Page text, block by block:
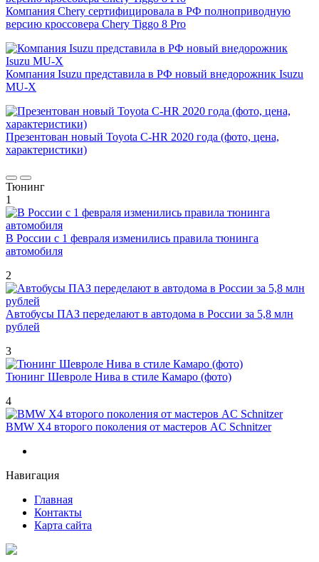
Компания Chery сертифицировала в РФ полноприводную
версию кроссовера Chery Tiggo 8 Pro
Компания Isuzu представила в РФ новый внедорожник Isuzu
MU-X
Презентован новый Toyota C-HR 2020 года (фото, цена,
характеристики)
Тюнинг
1
В России с 1 февраля изменились правила тюнинга
автомобиля
2
Автобусы ПАЗ переделают в автодома в России за 5,8 млн
рублей
3
Тюнинг Шевроле Нива в стиле Камаро (фото)
4
BMW X4 второго поколения от мастеров AC Schnitzer
Навигация
Главная
Контакты
Карта сайта